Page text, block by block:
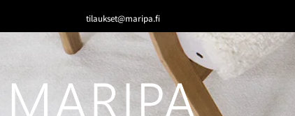
tilaukset@maripa.fi